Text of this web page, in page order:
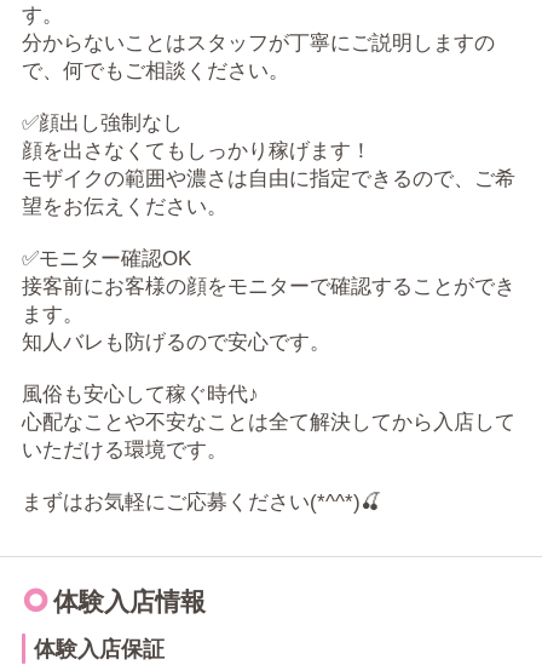
す。
分からないことはスタッフが丁寧にご説明しますの
で、何でもご相談ください。
✅顔出し強制なし
顔を出さなくてもしっかり稼げます！
モザイクの範囲や濃さは自由に指定できるので、ご希
望をお伝えください。
✅モニター確認OK
接客前にお客様の顔をモニターで確認することができ
ます。
知人バレも防げるので安心です。
風俗も安心して稼ぐ時代♪
心配なことや不安なことは全て解決してから入店して
いただける環境です。
まずはお気軽にご応募ください(*^^*)🍒
体験入店情報
体験入店保証